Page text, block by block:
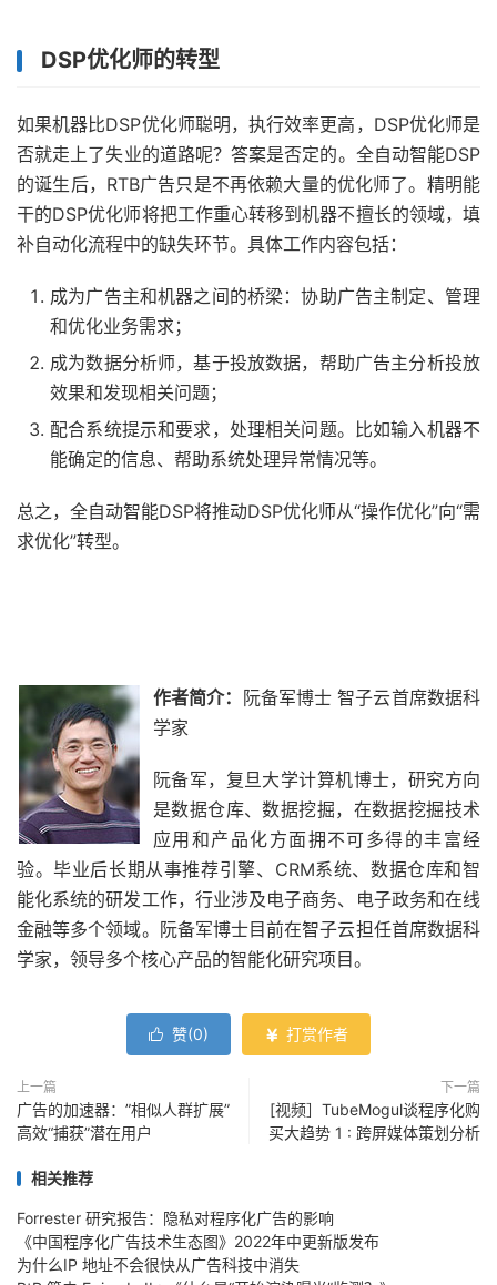
DSP优化师的转型
如果机器比DSP优化师聪明，执行效率更高，DSP优化师是
否就走上了失业的道路呢？答案是否定的。全自动智能DSP
的诞生后，RTB广告只是不再依赖大量的优化师了。精明能
干的DSP优化师将把工作重心转移到机器不擅长的领域，填
补自动化流程中的缺失环节。具体工作内容包括：
成为广告主和机器之间的桥梁：协助广告主制定、管理
和优化业务需求；
成为数据分析师，基于投放数据，帮助广告主分析投放
效果和发现相关问题；
配合系统提示和要求，处理相关问题。比如输入机器不
能确定的信息、帮助系统处理异常情况等。
总之，全自动智能DSP将推动DSP优化师从“操作优化”向“需
求优化”转型。
作者简介：
阮备军博士 智子云首席数据科
学家
阮备军，复旦大学计算机博士，研究方向
是数据仓库、数据挖掘，在数据挖掘技术
应用和产品化方面拥不可多得的丰富经
验。毕业后长期从事推荐引擎、CRM系统、数据仓库和智
能化系统的研发工作，行业涉及电子商务、电子政务和在线
金融等多个领域。阮备军博士目前在智子云担任首席数据科
学家，领导多个核心产品的智能化研究项目。
 赞(0)  打赏作者
上一篇
广告的加速器：”相似人群扩展”
高效“捕获”潜在用户
下一篇
[视频］TubeMogul谈程序化购
买大趋势 1 : 跨屏媒体策划分析
相关推荐
Forrester 研究报告：隐私对程序化广告的影响
《中国程序化广告技术生态图》2022年中更新版发布
为什么IP 地址不会很快从广告科技中消失